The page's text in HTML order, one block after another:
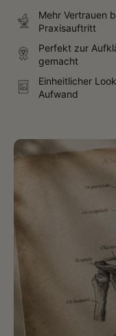
Mehr Vertrauen
Praxisauftritt
Perfekt zur
gemacht
Einheitlicher
Aufwand